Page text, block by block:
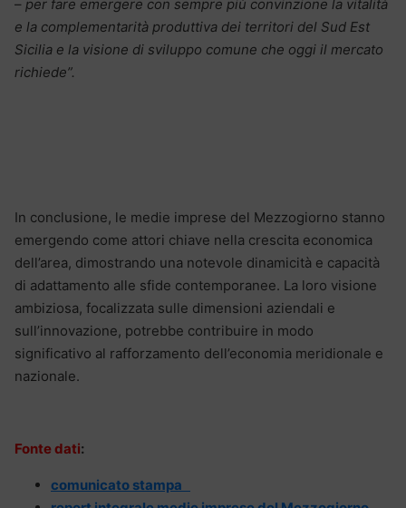
– per fare emergere con sempre più convinzione la vitalità
e la complementarità produttiva dei territori del Sud Est
Sicilia e la visione di sviluppo comune che oggi il mercato
richiede”.
In conclusione, le medie imprese del Mezzogiorno stanno
emergendo come attori chiave nella crescita economica
dell’area, dimostrando una notevole dinamicità e capacità
di adattamento alle sfide contemporanee. La loro visione
ambiziosa, focalizzata sulle dimensioni aziendali e
sull’innovazione, potrebbe contribuire in modo
significativo al rafforzamento dell’economia meridionale e
nazionale.
Fonte dati:
comunicato stampa